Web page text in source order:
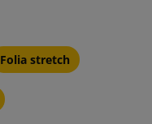
Folia stretch